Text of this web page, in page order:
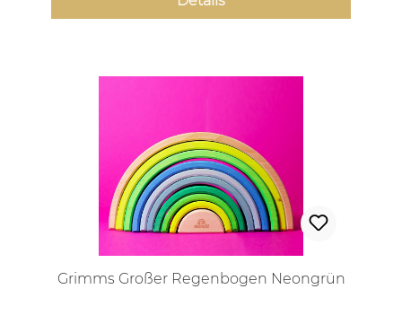
Grimms Großer Regenbogen Neongrün